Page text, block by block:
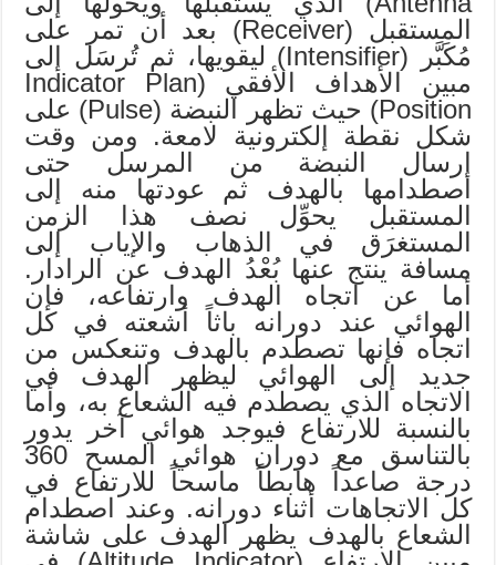
المستقبل (Receiver) بعد أن تمر على
مُكَبَّر (Intensifier) ليقويها، ثم تُرسَل إلى
مبين الأهداف الأفقي (Indicator Plan
Position) حيث تظهر النبضة (Pulse) على
شكل نقطة إلكترونية لامعة. ومن وقت
إرسال النبضة من المرسل حتى
اصطدامها بالهدف ثم عودتها منه إلى
المستقبل يحوِّل نصف هذا الزمن
المستغرَق في الذهاب والإياب إلى
مسافة ينتج عنها بُعْدُ الهدف عن الرادار.
أما عن اتجاه الهدف وارتفاعه، فإن
الهوائي عند دورانه باثاً أشعته في كل
اتجاه فإنها تصطدم بالهدف وتنعكس من
جديد إلى الهوائي ليظهر الهدف في
الاتجاه الذي يصطدم فيه الشعاع به، وأما
بالنسبة للارتفاع فيوجد هوائي آخر يدور
بالتناسق مع دوران هوائي المسح 360
درجة صاعداً هابطاً ماسحاً للارتفاع في
كل الاتجاهات أثناء دورانه. وعند اصطدام
الشعاع بالهدف يظهر الهدف على شاشة